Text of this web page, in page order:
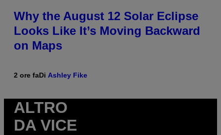
Why the August 12 Solar Eclipse
Looks Like It’s Moving Backward
on Maps
2 ore faDi Ashley Fike
ALTRO
DA VICE